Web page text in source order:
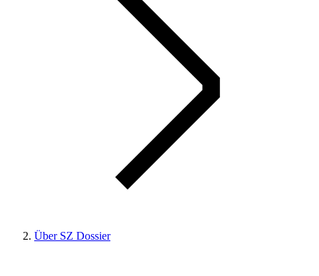
Über SZ Dossier